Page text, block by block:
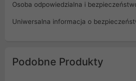
Osoba odpowiedzialna i
Uniwersalna informacja o
Podobne Produkty